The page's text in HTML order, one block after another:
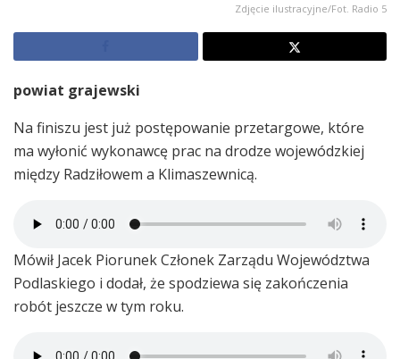
Zdjęcie ilustracyjne/Fot. Radio 5
powiat grajewski
Na finiszu jest już postępowanie przetargowe, które
ma wyłonić wykonawcę prac na drodze wojewódzkiej
między Radziłowem a Klimaszewnicą.
Mówił Jacek Piorunek Członek Zarządu Województwa
Podlaskiego i dodał, że spodziewa się zakończenia
robót jeszcze w tym roku.